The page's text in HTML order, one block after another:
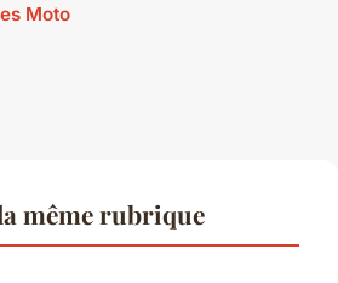
Moto
même rubrique